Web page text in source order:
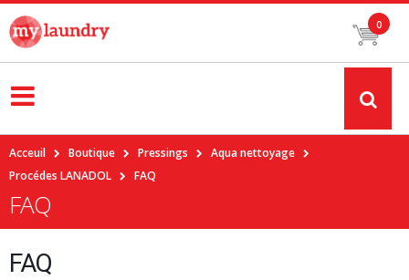
0
Acceuil Boutique Pressings
Aqua nettoyage
Procédes LANADOL
FAQ
FAQ
FAQ